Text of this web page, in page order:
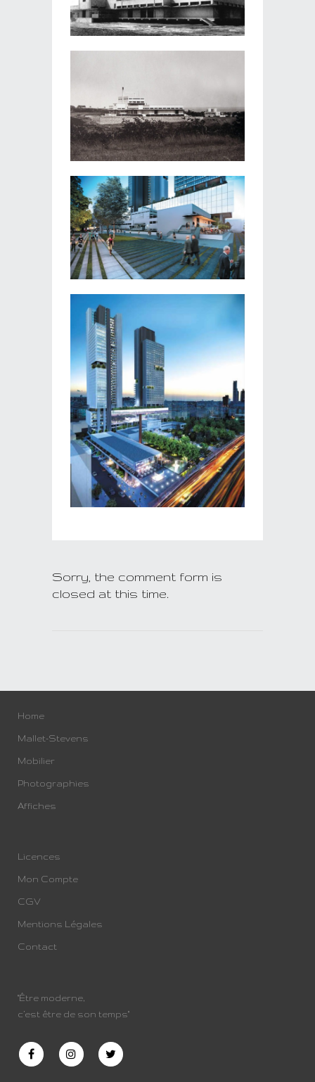
Sorry, the comment form is
closed at this time.
Home
Mallet-Stevens
Mobilier
Photographies
Affiches
Licences
Mon Compte
CGV
Mentions Légales
Contact
"Être moderne,
c’est être de son temps"